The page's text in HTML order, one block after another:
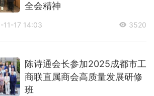
全会精神
11-17 14:03 3520
陈诗通会长参加2025成都市工
商联直属商会高质量发展研修
班